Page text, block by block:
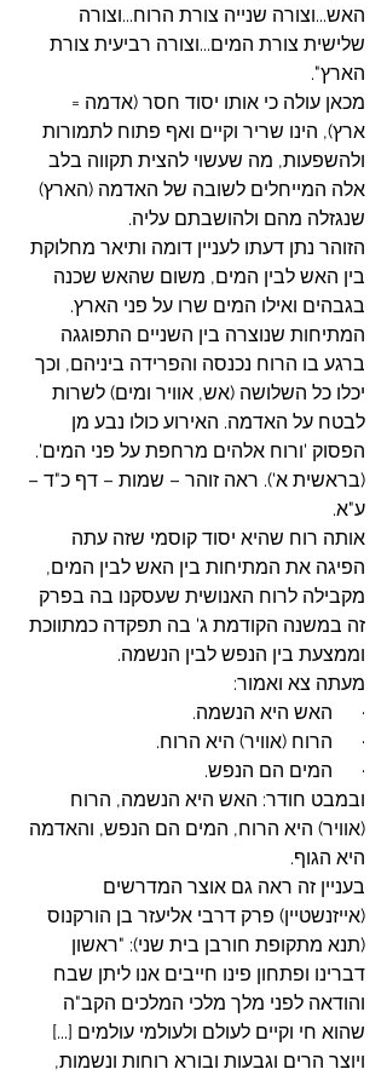
האש...וצורה שנייה צורת הרוח...וצורה
שלישית צורת המים...וצורה רביעית צורת
הארץ".
מכאן עולה כי אותו יסוד חסר (אדמה =
ארץ), הינו שריר וקיים ואף פתוח לתמורות
ולהשפעות, מה שעשוי להצית תקווה בלב
אלה המייחלים לשובה של האדמה (הארץ)
שנגזלה מהם ולהושבתם עליה.
הזוהר נתן דעתו לעניין דומה ותיאר מחלוקת
בין האש לבין המים, משום שהאש שכנה
בגבהים ואילו המים שרו על פני הארץ.
המתיחות שנוצרה בין השניים התפוגגה
ברגע בו הרוח נכנסה והפרידה ביניהם, וכך
יכלו כל השלושה (אש, אוויר ומים) לשרות
לבטח על האדמה. האירוע כולו נבע מן
הפסוק 'ורוח אלהים מרחפת על פני המים'.
(בראשית א'). ראה זוהר – שמות – דף כ"ד –
ע"א.
אותה רוח שהיא יסוד קוסמי שזה עתה
הפיגה את המתיחות בין האש לבין המים,
מקבילה לרוח האנושית שעסקנו בה בפרק
זה במשנה הקודמת ג' בה תפקדה כמתווכת
וממצעת בין הנפש לבין הנשמה.
מעתה צא ואמור:
·      האש היא הנשמה.
·      הרוח (אוויר) היא הרוח.
·      המים הם הנפש.
ובמבט חודר: האש היא הנשמה, הרוח
(אוויר) היא הרוח, המים הם הנפש, והאדמה
היא הגוף.
בעניין זה ראה גם אוצר המדרשים
(אייזנשטיין) פרק דרבי אליעזר בן הורקנוס
(תנא מתקופת חורבן בית שני): "ראשון
דברינו ופתחון פינו חייבים אנו ליתן שבח
והודאה לפני מלך מלכי המלכים הקב"ה
שהוא חי וקיים לעולם ולעולמי עולמים [...]
ויוצר הרים וגבעות ובורא רוחות ונשמות,